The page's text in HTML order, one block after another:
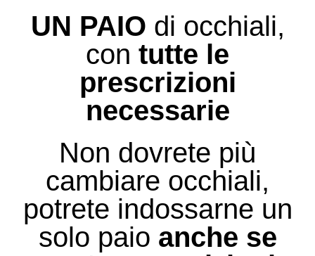
UN PAIO di occhiali,
con tutte le
prescrizioni
necessarie
Non dovrete più
cambiare occhiali,
potrete indossarne un
solo paio anche se